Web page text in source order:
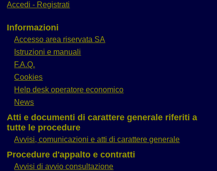
Accedi - Registrati
Informazioni
Accesso area riservata SA
Istruzioni e manuali
F.A.Q.
Cookies
Help desk operatore economico
News
Atti e documenti di carattere generale riferiti a
tutte le procedure
Avvisi, comunicazioni e atti di carattere generale
Procedure d'appalto e contratti
Avvisi di avvio consultazione